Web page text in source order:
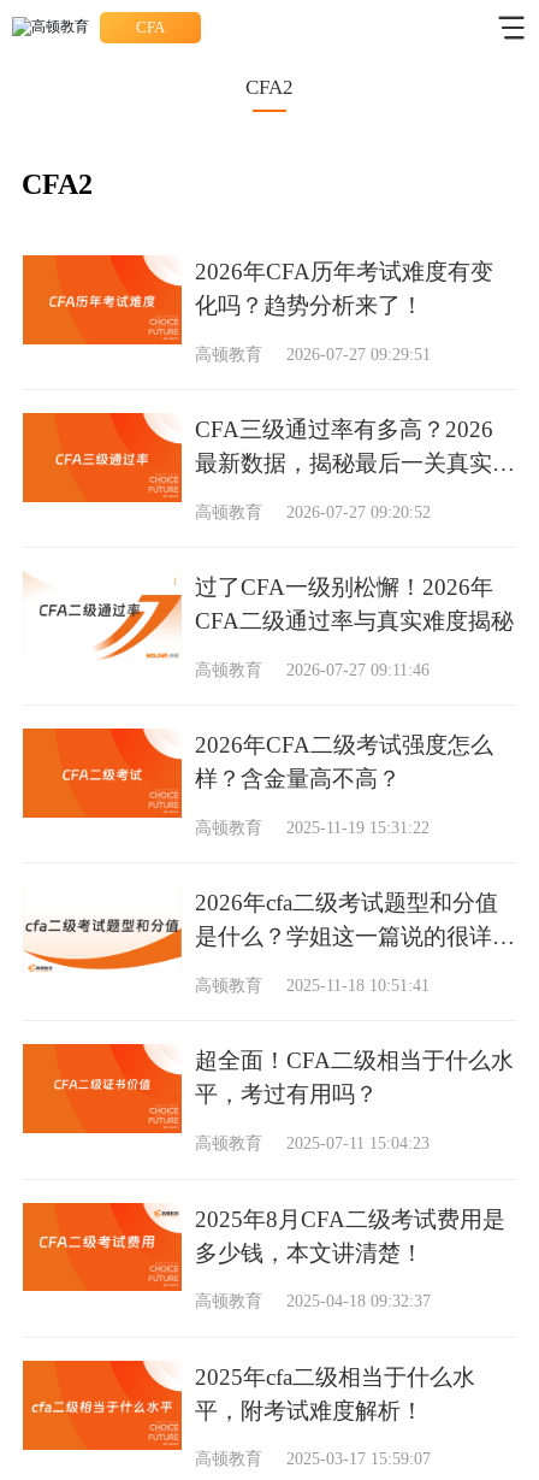
CFA
CFA2
CFA2
2026年CFA历年考试难度有变
化吗？趋势分析来了！
高顿教育 2026-07-27 09:29:51
CFA三级通过率有多高？2026
最新数据，揭秘最后一关真实难
高顿教育 2026-07-27 09:20:52
过了CFA一级别松懈！2026年
CFA二级通过率与真实难度揭秘
高顿教育 2026-07-27 09:11:46
2026年CFA二级考试强度怎么
样？含金量高不高？
高顿教育 2025-11-19 15:31:22
2026年cfa二级考试题型和分值
是什么？学姐这一篇说的很详
细！
高顿教育 2025-11-18 10:51:41
超全面！CFA二级相当于什么水
平，考过有用吗？
高顿教育 2025-07-11 15:04:23
2025年8月CFA二级考试费用是
多少钱，本文讲清楚！
高顿教育 2025-04-18 09:32:37
2025年cfa二级相当于什么水
平，附考试难度解析！
高顿教育 2025-03-17 15:59:07